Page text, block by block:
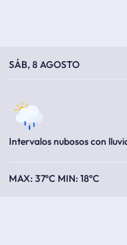
SÁB, 8 AGOSTO
Intervalos nubosos con
37ºC 18ºC